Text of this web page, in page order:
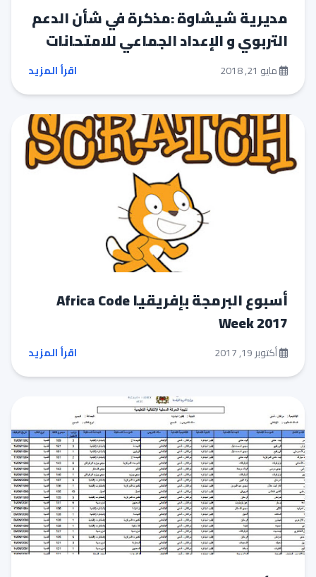
مديرية شيشاوة :مذكرة في شأن الدعم
التربوي و الإعداد الجماعي للامتحانات
مايو 21, 2018 اقرأ المزيد
أسبوع البرمجة بإفريقيا Africa Code
Week 2017
أكتوبر 19, 2017 اقرأ المزيد